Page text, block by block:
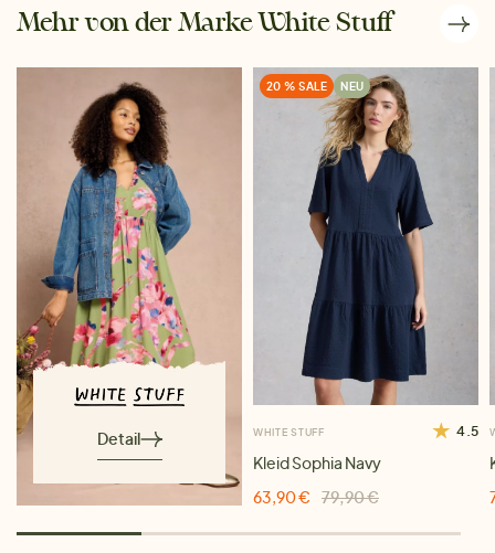
Mehr von der Marke White Stuff
Detail
20 % SALE NEU
WHITE STUFF 4.5
Kleid Sophia Navy
63,90 €
79,90 €